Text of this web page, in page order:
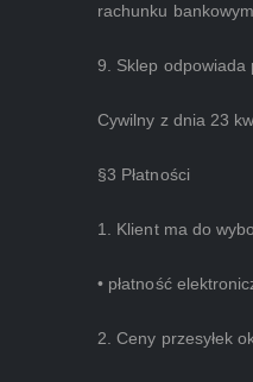
rachunku
9. Sklep
Cywilny z dnia 23
§3 Płatności
1. Klient ma do
• płatność
2. Ceny przesyłek